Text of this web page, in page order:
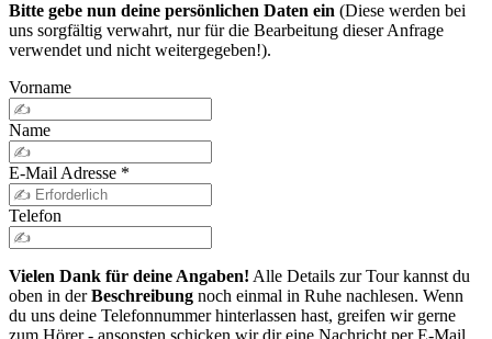
Bitte gebe nun deine persönlichen Daten ein (Diese werden bei
uns sorgfältig verwahrt, nur für die Bearbeitung dieser Anfrage
verwendet und nicht weitergegeben!).
Vorname
Name
E-Mail Adresse *
Telefon
Vielen Dank für deine Angaben! Alle Details zur Tour kannst du
oben in derBeschreibung noch einmal in Ruhe nachlesen. Wenn
du uns deine Telefonnummer hinterlassen hast, greifen wir gerne